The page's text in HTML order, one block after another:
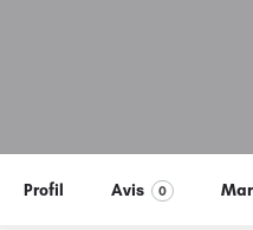
Profil Avis 0